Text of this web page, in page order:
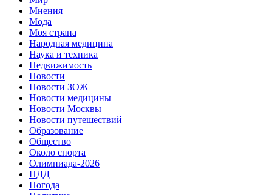
Мнения
Мода
Моя страна
Народная медицина
Наука и техника
Недвижимость
Новости
Новости ЗОЖ
Новости медицины
Новости Москвы
Новости путешествий
Образование
Общество
Около спорта
Олимпиада-2026
ПДД
Погода